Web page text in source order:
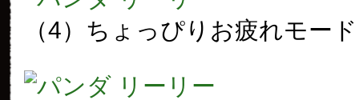
（4）ちょっぴりお疲れモード